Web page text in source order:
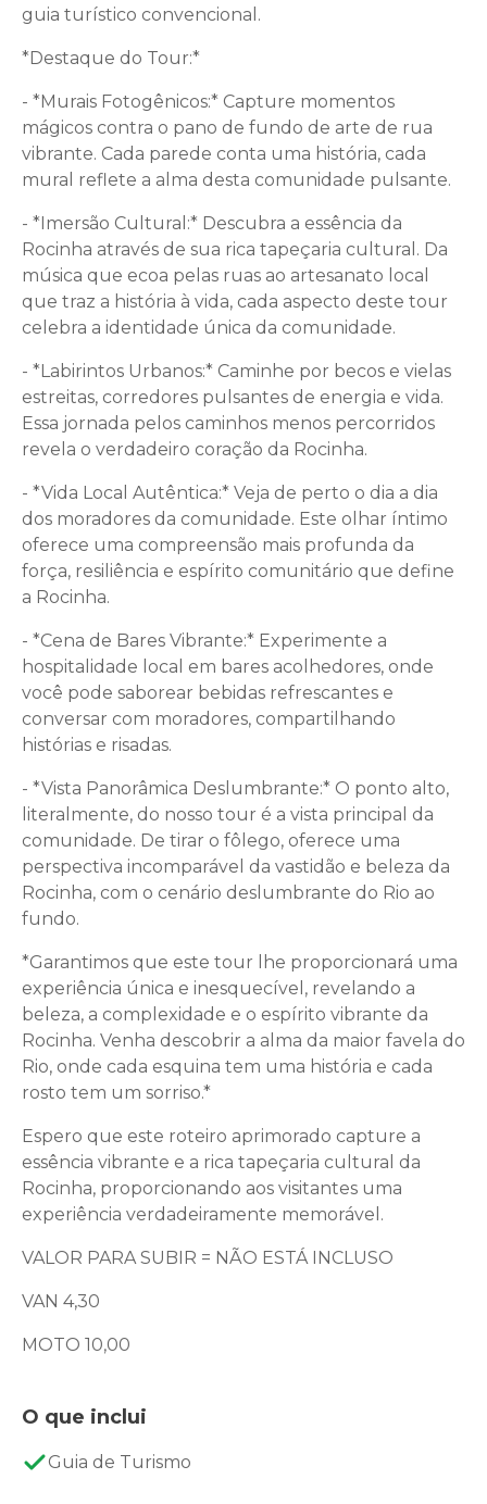
guia turístico convencional.
*Destaque do Tour:*
- *Murais Fotogênicos:* Capture momentos
mágicos contra o pano de fundo de arte de rua
vibrante. Cada parede conta uma história, cada
mural reflete a alma desta comunidade pulsante.
- *Imersão Cultural:* Descubra a essência da
Rocinha através de sua rica tapeçaria cultural. Da
música que ecoa pelas ruas ao artesanato local
que traz a história à vida, cada aspecto deste tour
celebra a identidade única da comunidade.
- *Labirintos Urbanos:* Caminhe por becos e vielas
estreitas, corredores pulsantes de energia e vida.
Essa jornada pelos caminhos menos percorridos
revela o verdadeiro coração da Rocinha.
- *Vida Local Autêntica:* Veja de perto o dia a dia
dos moradores da comunidade. Este olhar íntimo
oferece uma compreensão mais profunda da
força, resiliência e espírito comunitário que define
a Rocinha.
- *Cena de Bares Vibrante:* Experimente a
hospitalidade local em bares acolhedores, onde
você pode saborear bebidas refrescantes e
conversar com moradores, compartilhando
histórias e risadas.
- *Vista Panorâmica Deslumbrante:* O ponto alto,
literalmente, do nosso tour é a vista principal da
comunidade. De tirar o fôlego, oferece uma
perspectiva incomparável da vastidão e beleza da
Rocinha, com o cenário deslumbrante do Rio ao
fundo.
*Garantimos que este tour lhe proporcionará uma
experiência única e inesquecível, revelando a
beleza, a complexidade e o espírito vibrante da
Rocinha. Venha descobrir a alma da maior favela do
Rio, onde cada esquina tem uma história e cada
rosto tem um sorriso.*
Espero que este roteiro aprimorado capture a
essência vibrante e a rica tapeçaria cultural da
Rocinha, proporcionando aos visitantes uma
experiência verdadeiramente memorável.
VALOR PARA SUBIR = NÃO ESTÁ INCLUSO
VAN 4,30
MOTO 10,00
O que inclui
Guia de Turismo